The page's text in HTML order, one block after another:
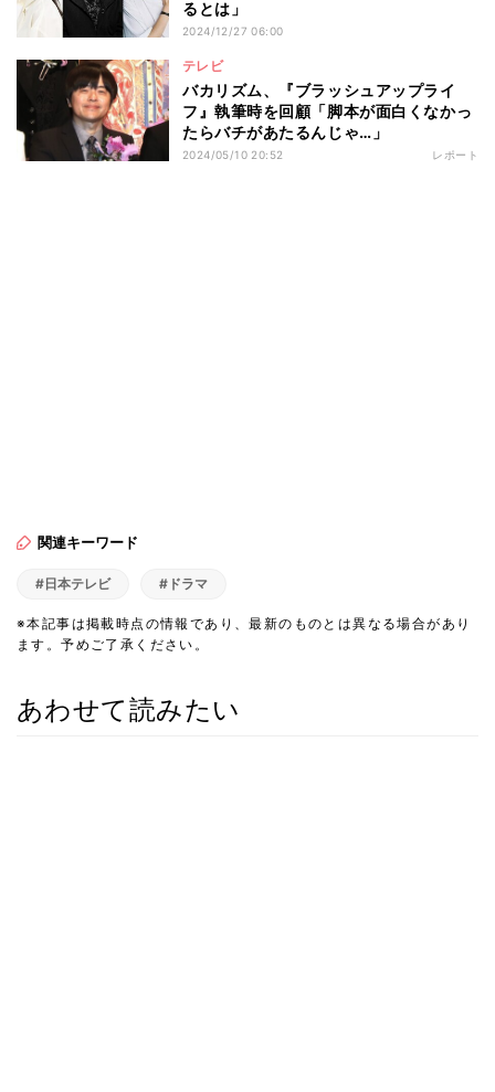
るとは」
2024/12/27 06:00
テレビ
バカリズム、『ブラッシュアップライ
フ』執筆時を回顧「脚本が面白くなかっ
たらバチがあたるんじゃ…」
2024/05/10 20:52 レポート
関連キーワード
#日本テレビ #ドラマ
※本記事は掲載時点の情報であり、最新のものとは異なる場合があり
ます。予めご了承ください。
あわせて読みたい